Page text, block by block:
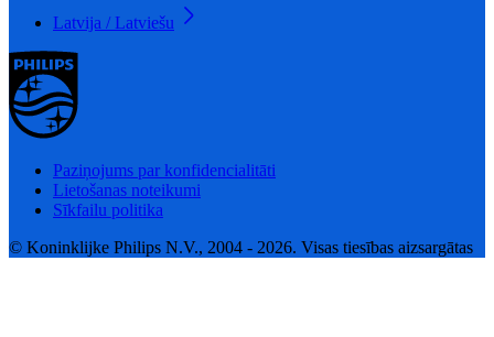
Latvija / Latviešu
Paziņojums par konfidencialitāti
Lietošanas noteikumi
Sīkfailu politika
© Koninklijke Philips N.V., 2004 - 2026. Visas tiesības aizsargātas